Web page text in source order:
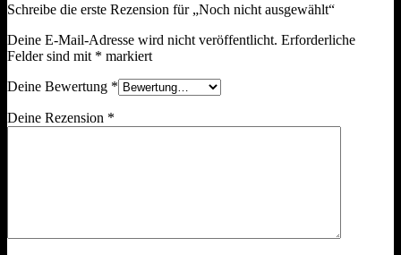
Schreibe die erste Rezension für „Noch nicht ausgewählt“
Deine E-Mail-Adresse wird nicht veröffentlicht. Erforderliche
Felder sind mit * markiert
Deine Bewertung *
Deine Rezension *